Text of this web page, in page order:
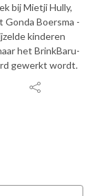
bij Mietji Hully,
Gonda Boersma -
kinderen
het BrinkBaru-
gewerkt wordt.